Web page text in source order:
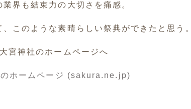
界も結束力の大切さを痛感。
このような素晴らしい祭典ができたと思う。
宮神社のホームページへ
ホームページ (sakura.ne.jp)